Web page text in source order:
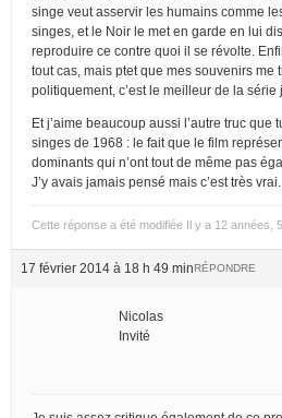
singe veut asservir les humains comme
singes, et le Noir le met en garde en lui
reproduire ce contre quoi il se révolte.
tout cas, mais ptet que mes souvenirs me
politiquement, c’est le meilleur de la série
Et j’aime beaucoup aussi l’autre truc que
singes de 1968 : le fait que le film
dominants qui n’ont tout de même pas
J’y avais jamais pensé mais c’est très vrai.
Cette réponse a été modifiée Il y a 12 années,
17 février 2014 à 18 h 49 minRÉPONDRE
Nicolas
Invité